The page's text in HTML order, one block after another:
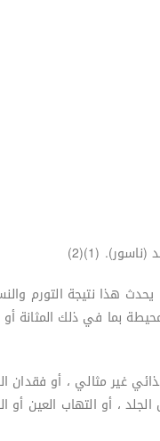
(1)(2)
هذا نتيجة التورم
بما في ذلك المثانة
مثالي ، أو فقدان
، أو التهاب العين أو